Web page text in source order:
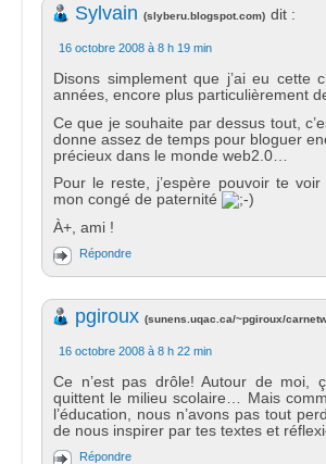
Sylvain (slyberu.blogspot.com) dit :
16 octobre 2008 à 8 h 19 min
Disons simplement que j’ai eu cette
années, encore plus particulièrement
Ce que je souhaite par dessus tout,
donne assez de temps pour bloguer
précieux dans le monde web2.0…
Pour le reste, j’espère pouvoir te
mon congé de paternité
À+, ami !
Répondre
pgiroux (sunens.uqac.ca/~pgiroux/
16 octobre 2008 à 8 h 22 min
Ce n’est pas drôle! Autour de moi,
quittent le milieu scolaire… Mais
l’éducation, nous n’avons pas tout
de nous inspirer par tes textes et
Répondre